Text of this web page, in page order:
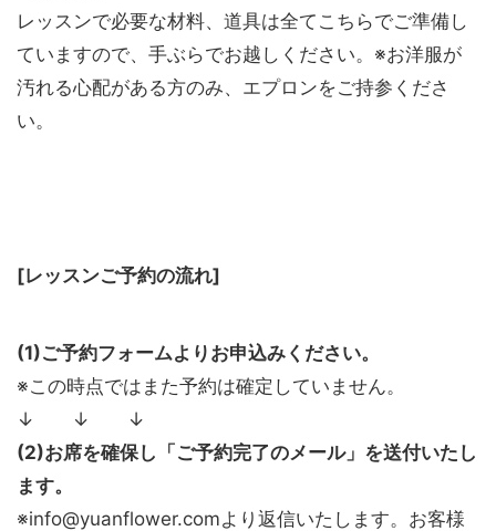
レッスンで必要な材料、道具は全てこちらでご準備し
ていますので、手ぶらでお越しください。※お洋服が
汚れる心配がある方のみ、エプロンをご持参くださ
い。
[レッスンご予約の流れ]
(1)ご予約フォームよりお申込みください。
※この時点ではまた予約は確定していません。
↓ ↓ ↓
(2)お席を確保し「ご予約完了のメール」を送付いたし
ます。
※info@yuanflower.comより返信いたします。お客様